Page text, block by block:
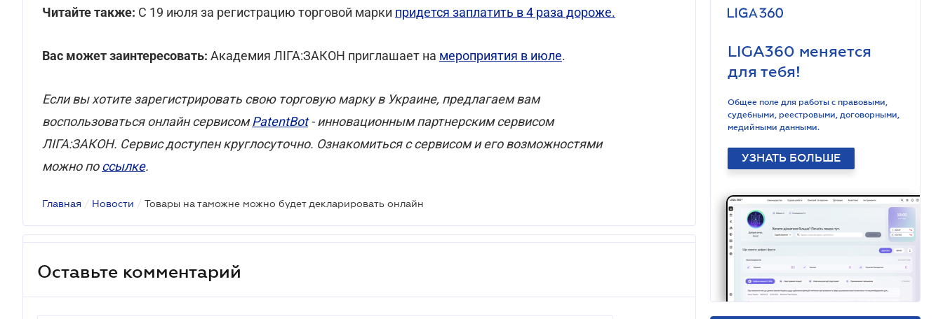
Читайте также: С 19 июля за регистрацию торговой марки придется заплатить в 4 раза дороже.
Вас может заинтересовать: Академия ЛІГА:ЗАКОН приглашает на мероприятия в июле.
Если вы хотите зарегистрировать свою торговую марку в Украине, предлагаем вам
воспользоваться онлайн сервисомPatentBot- инновационным партнерским сервисом
ЛІГА:ЗАКОН. Сервис доступен круглосуточно. Ознакомиться с сервисом и его возможностями
можнопоссылке.
Главная / Новости / Товары на таможне можно будет декларировать онлайн
Оставьте комментарий
LIGA360 меняется
для тебя!
Общее поле для работы с правовыми,
судебными, реестровыми, договорными,
медийными данными.
УЗНАТЬ БОЛЬШЕ